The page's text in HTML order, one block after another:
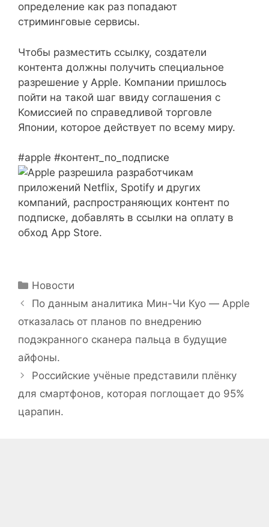
определение как раз попадают
стриминговые сервисы.
Чтобы разместить ссылку, создатели
контента должны получить специальное
разрешение у Apple. Компании пришлось
пойти на такой шаг ввиду соглашения с
Комиссией по справедливой торговле
Японии, которое действует по всему миру.
#apple #контент_по_подписке
Рубрики
Новости
По данным аналитика Мин-Чи Куо — Apple
отказалась от планов по внедрению
подэкранного сканера пальца в будущие
айфоны.
Российские учёные представили плёнку
для смартфонов, которая поглощает до 95%
царапин.